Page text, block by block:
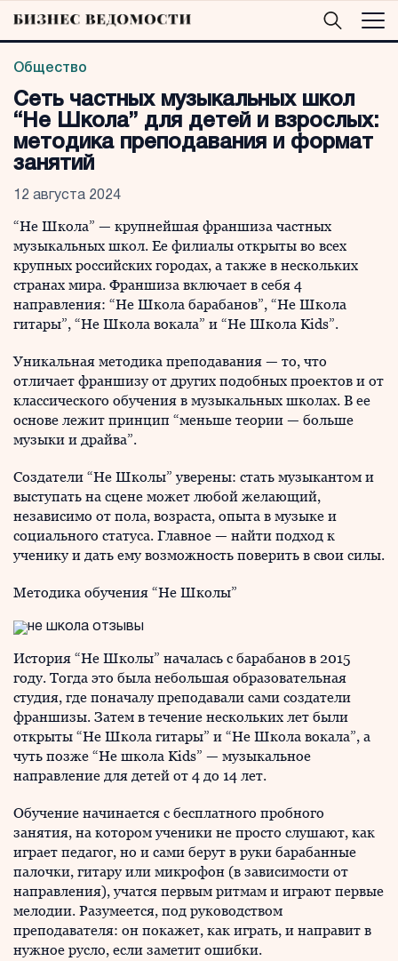
Общество
Сеть частных музыкальных школ
“Не Школа” для детей и взрослых:
методика преподавания и формат
занятий
12 августа 2024
“Не Школа” — крупнейшая франшиза частных
музыкальных школ. Ее филиалы открыты во всех
крупных российских городах, а также в нескольких
странах мира. Франшиза включает в себя 4
направления: “Не Школа барабанов”, “Не Школа
гитары”, “Не Школа вокала” и “Не Школа Kids”.
Уникальная методика преподавания — то, что
отличает франшизу от других подобных проектов и от
классического обучения в музыкальных школах. В ее
основе лежит принцип “меньше теории — больше
музыки и драйва”.
Создатели “Не Школы” уверены: стать музыкантом и
выступать на сцене может любой желающий,
независимо от пола, возраста, опыта в музыке и
социального статуса. Главное — найти подход к
ученику и дать ему возможность поверить в свои силы.
Методика обучения “Не Школы”
История “Не Школы” началась с барабанов в 2015
году. Тогда это была небольшая образовательная
студия, где поначалу преподавали сами создатели
франшизы. Затем в течение нескольких лет были
открыты “Не Школа гитары” и “Не Школа вокала”, а
чуть позже “Не школа Kids” — музыкальное
направление для детей от 4 до 14 лет.
Обучение начинается с бесплатного пробного
занятия, на котором ученики не просто слушают, как
играет педагог, но и сами берут в руки барабанные
палочки, гитару или микрофон (в зависимости от
направления), учатся первым ритмам и играют первые
мелодии. Разумеется, под руководством
преподавателя: он покажет, как играть, и направит в
нужное русло, если заметит ошибки.